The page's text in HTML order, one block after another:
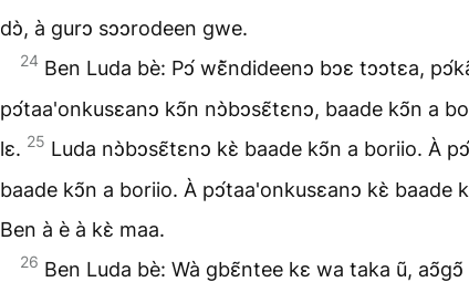
dↄ̀, à gurↄ sↄↄrodeen gwe.
24 Ben Luda bè: Pↄ́ wɛ̃̀ndideenↄ bↄɛ tↄↄtɛa,
pↄ́taa'onkusɛanↄ kↄ̃n nↄ̀bↄsɛ̃tɛnↄ, baade kↄ̃n a
lɛ. 25 Luda nↄ̀bↄsɛ̃tɛnↄ kɛ̀ baade kↄ̃n a boriio. À
baade kↄ̃n a boriio. À pↄ́taa'onkusɛanↄ kɛ̀ baade
Ben à è à kɛ̀ maa.
26 Ben Luda bè: Wà gbɛ̃ntee kɛ wa taka ũ,